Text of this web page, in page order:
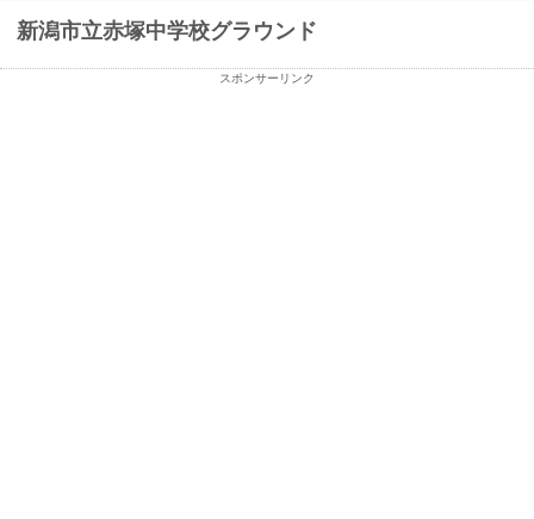
新潟市立赤塚中学校グラウンド
スポンサーリンク